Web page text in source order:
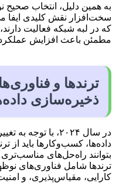
به همین دلیل، انتخاب
سخت‌افزار نقش کلیدی ایفا
که در لبه شبکه فعالیت
مطمئن باعث افزایش
ترندها و
ذخیره‌سازی داده‌ها
در سال ۲۰۲۴، با
داده‌ها، کسب‌وکارها باید از
بتوانند راه‌حل‌های مناسب‌تری
ترندها شامل فناوری‌های
کارایی، مقیاس‌پذیری، و